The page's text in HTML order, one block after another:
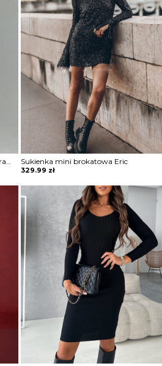
Sukienka mini rozkloszowana bez ramiączek Zahariea Sukienka mini brokatowa Eric
329.99 zł